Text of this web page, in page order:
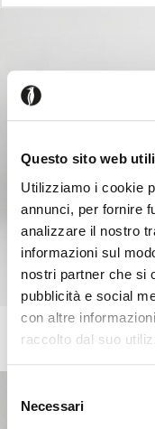
Questo sito web
Utilizziamo i cookie
annunci, per fornire
analizzare il nostro
informazioni sul
nostri partner che si
pubblicità e social
con altre
raccolto dal suo
delNecessari
HORIZON
Porte-TV en bois et en métal
depuis un
Erreur de